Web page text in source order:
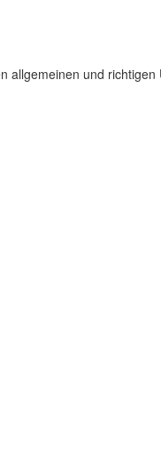
allgemeinen und richtigen